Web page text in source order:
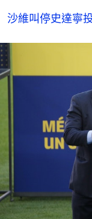
沙維叫停史達寧